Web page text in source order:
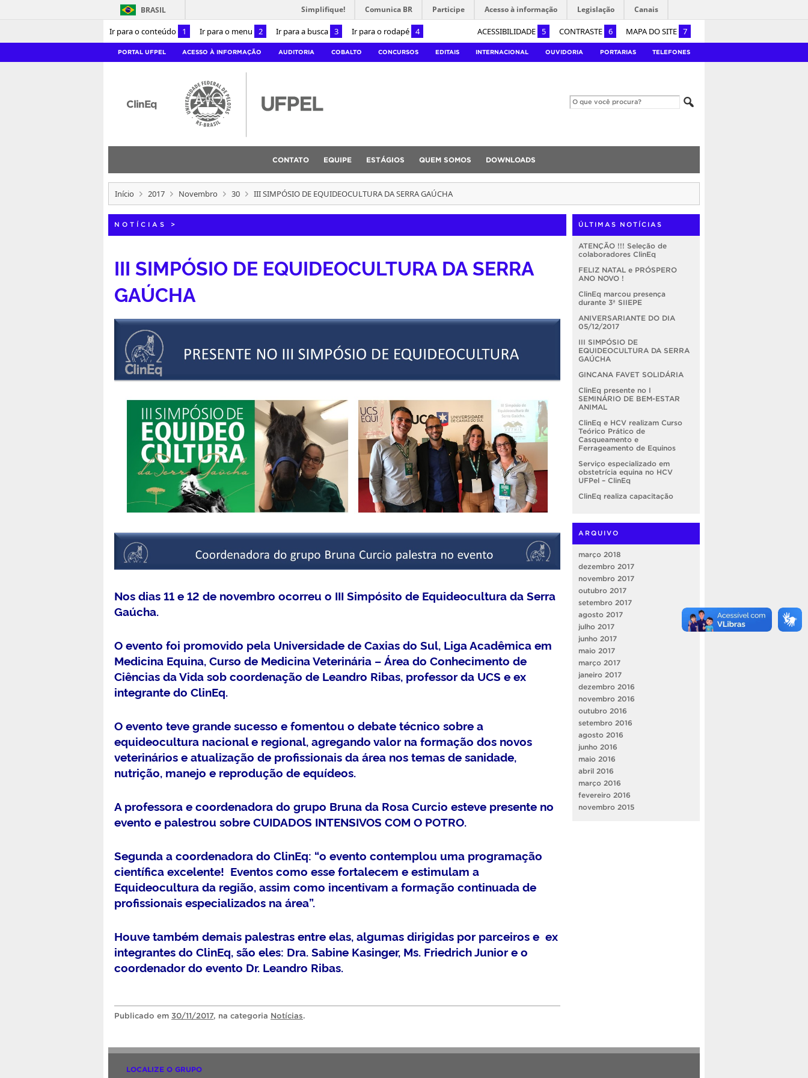
Ir para o conteúdo 1 Ir para o menu 2 Ir para a busca 3 Ir para o rodapé 4 ACESSIBILIDADE 5 CONTRASTE 6 MAPA DO SITE 7
BRASIL Simplifique! Comunica BR Participe Acesso à informação Legislação Canais
PORTAL UFPEL ACESSO À INFORMAÇÃO AUDITORIA COBALTO CONCURSOS EDITAIS INTERNACIONAL OUVIDORIA PORTARIAS TELEFONES
ClinEq
CONTATO EQUIPE ESTÁGIOS QUEM SOMOS DOWNLOADS
Início 2017 Novembro 30 III SIMPÓSIO DE EQUIDEOCULTURA DA SERRA GAÚCHA
NOTÍCIAS >
III SIMPÓSIO DE EQUIDEOCULTURA DA SERRA
GAÚCHA
Nos dias 11 e 12 de novembro ocorreu o III Simpósito de Equideocultura da Serra
Gaúcha.
O evento foi promovido pela Universidade de Caxias do Sul, Liga Acadêmica em
Medicina Equina, Curso de Medicina Veterinária –Área do Conhecimento de
Ciências da Vida sob coordenação de Leandro Ribas, professor da UCS e ex
integrante do ClinEq.
O evento teve grande sucesso e fomentou o debate técnico sobre a
equideocultura nacional e regional, agregando valor na formação dos novos
veterinários e atualização de profissionais da área nos temas de sanidade,
nutrição, manejo e reprodução de equídeos.
A professora e coordenadora do grupo Bruna da Rosa Curcio esteve presente no
evento e palestrou sobre CUIDADOS INTENSIVOS COM O POTRO.
Segunda a coordenadora do ClinEq: “o evento contemplou uma programação
científica excelente! Eventos como esse fortalecem e estimulam a
Equideocultura da região, assim como incentivam a formação continuada de
profissionais especializados na área”.
Houve também demais palestras entre elas, algumas dirigidas por parceiros e ex
integrantes do ClinEq, são eles: Dra. Sabine Kasinger, Ms. Friedrich Junior e o
coordenador do evento Dr. Leandro Ribas.
Publicado em 30/11/2017, na categoria Notícias.
ÚLTIMAS NOTÍCIAS
ATENÇÃO !!! Seleção de
colaboradores ClinEq
FELIZ NATAL e PRÓSPERO
ANO NOVO !
ClinEq marcou presença
durante 3ª SIIEPE
ANIVERSARIANTE DO DIA
05/12/2017
III SIMPÓSIO DE
EQUIDEOCULTURA DA SERRA
GAÚCHA
GINCANA FAVET SOLIDÁRIA
ClinEq presente no I
SEMINÁRIO DE BEM-ESTAR
ANIMAL
ClinEq e HCV realizam Curso
Teórico Prático de
Casqueamento e
Ferrageamento de Equinos
Serviço especializado em
obstetrícia equina no HCV
UFPel – ClinEq
ClinEq realiza capacitação
ARQUIVO
março 2018
dezembro 2017
novembro 2017
outubro 2017
setembro 2017
agosto 2017
julho 2017
junho 2017
maio 2017
março 2017
janeiro 2017
dezembro 2016
novembro 2016
outubro 2016
setembro 2016
agosto 2016
junho 2016
maio 2016
abril 2016
março 2016
fevereiro 2016
novembro 2015
LOCALIZE O GRUPO